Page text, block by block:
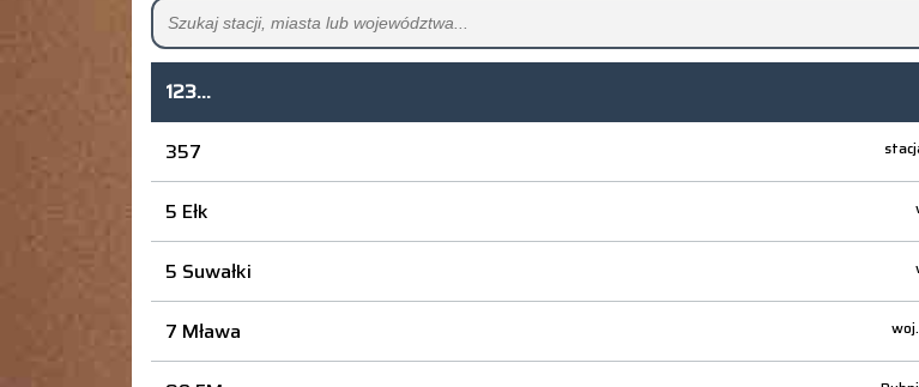
123...
357
5 Ełk
5 Suwałki
7 Mława woj.